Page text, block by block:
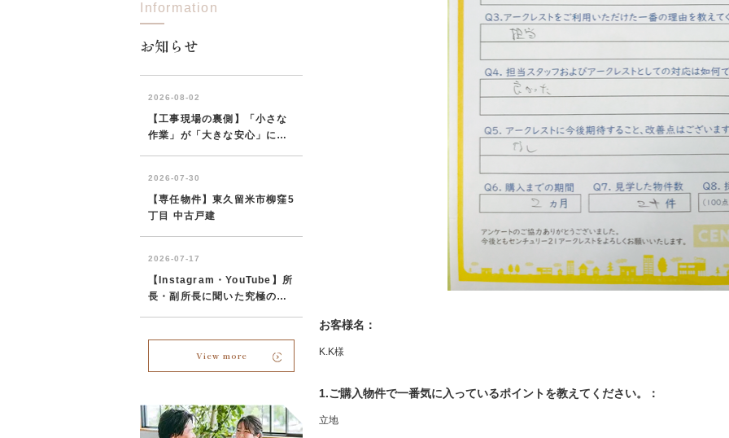
所沢市 川越市 富士見市 志木市 新座市
朝霞市
東久留米市
お客様名：
K.K様
1.ご購入物件で一番気に入っているポイントを教えてください。：
立地
Information
お知らせ
View more